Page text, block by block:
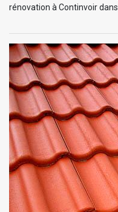
rénovation à Continvoir